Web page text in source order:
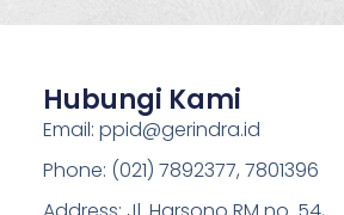
Hubungi Kami
Email: ppid@gerindra.id
Phone: (021) 7892377, 7801396